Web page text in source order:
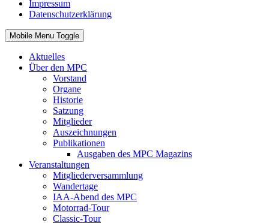
Impressum
Datenschutzerklärung
Mobile Menu Toggle
Aktuelles
Über den MPC
Vorstand
Organe
Historie
Satzung
Mitglieder
Auszeichnungen
Publikationen
Ausgaben des MPC Magazins
Veranstaltungen
Mitgliederversammlung
Wandertage
IAA-Abend des MPC
Motorrad-Tour
Classic-Tour